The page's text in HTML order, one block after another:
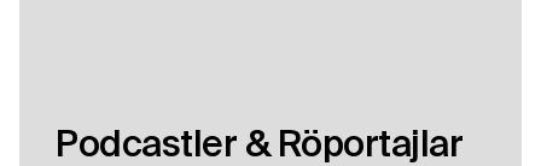
Podcastler & Röportajlar